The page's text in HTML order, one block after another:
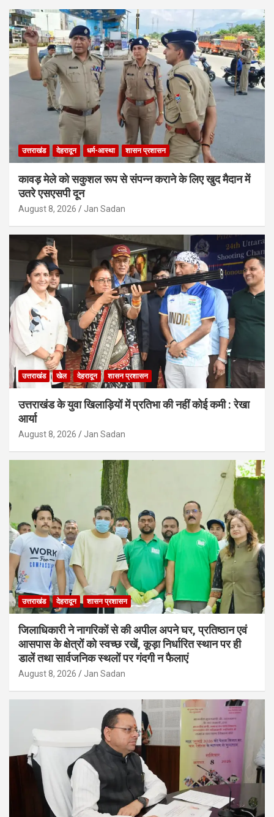
उत्तराखंड देहरादून धर्म-आस्था शासन प्रशासन
कावड़ मेले को सकुशल रूप से संपन्न कराने के लिए खुद मैदान में
उतरे एसएसपी दून
August 8, 2026 Jan Sadan
उत्तराखंड खेल देहरादून शासन प्रशासन
उत्तराखंड के युवा खिलाड़ियों में प्रतिभा की नहीं कोई कमी : रेखा
आर्या
August 8, 2026 Jan Sadan
उत्तराखंड देहरादून शासन प्रशासन
जिलाधिकारी ने नागरिकों से की अपील अपने घर, प्रतिष्ठान एवं
आसपास के क्षेत्रों को स्वच्छ रखें, कूड़ा निर्धारित स्थान पर ही
डालें तथा सार्वजनिक स्थलों पर गंदगी न फैलाएं
August 8, 2026 Jan Sadan